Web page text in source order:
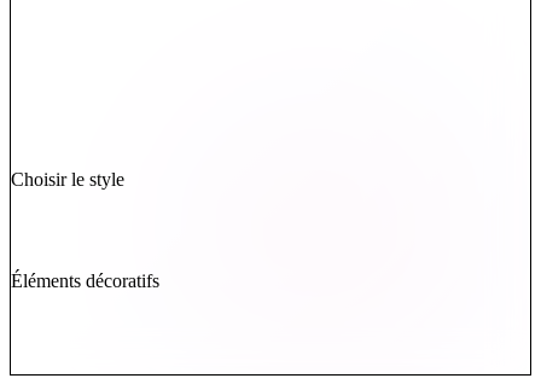
Choisir le style
Éléments décoratifs